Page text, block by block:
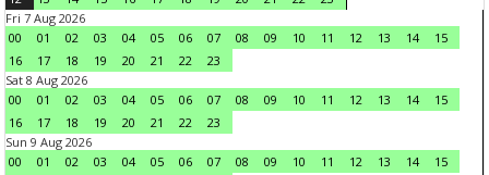
Fri 7 Aug 2026
00
01 02 03 04 05 06 07 08 09 10 11 12 13 14
15
16
17 18 19 20 21 22
23
Sat 8 Aug 2026
00
01 02 03 04 05 06 07 08 09 10 11 12 13 14
15
16
17 18 19 20 21 22
23
Sun 9 Aug 2026
00
01 02 03 04 05 06 07 08 09 10 11 12 13 14
15